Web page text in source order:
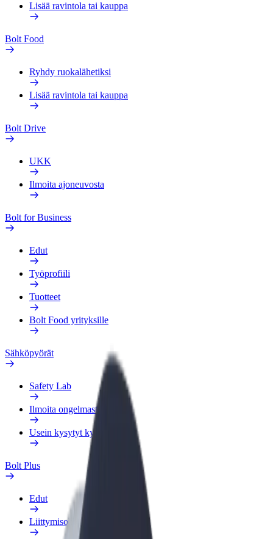
Lisää ravintola tai kauppa
Bolt Food
Ryhdy ruokalähetiksi
Lisää ravintola tai kauppa
Bolt Drive
UKK
Ilmoita ajoneuvosta
Bolt for Business
Edut
Työprofiili
Tuotteet
Bolt Food yrityksille
Sähköpyörät
Safety Lab
Ilmoita ongelmasta
Usein kysytyt kysymykset
Bolt Plus
Edut
Liittymisohjeet